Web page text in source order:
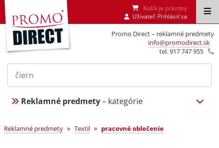
Promo Direct – reklamné predmety
info@promodirect.sk
tel. 917 747 955
Košík je prázdny
Uživateľ: Prihlásiť sa
Reklamné predmety– kategórie
Reklamné predmety » Textil » pracovné oblečenie